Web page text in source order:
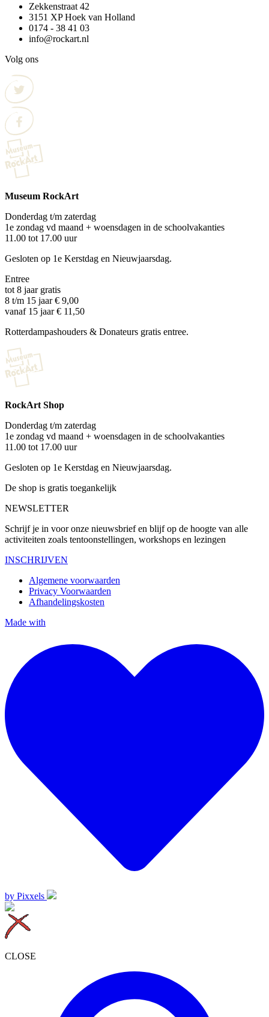
Zekkenstraat 42
3151 XP Hoek van Holland
0174 - 38 41 03
info@rockart.nl
Volg ons
Museum RockArt
Donderdag t/m zaterdag
1e zondag vd maand + woensdagen in de schoolvakanties
11.00 tot 17.00 uur
Gesloten op 1e Kerstdag en Nieuwjaarsdag.
Entree
tot 8 jaar gratis
8 t/m 15 jaar € 9,00
vanaf 15 jaar € 11,50
Rotterdampashouders & Donateurs gratis entree.
RockArt Shop
Donderdag t/m zaterdag
1e zondag vd maand + woensdagen in de schoolvakanties
11.00 tot 17.00 uur
Gesloten op 1e Kerstdag en Nieuwjaarsdag.
De shop is gratis toegankelijk
NEWSLETTER
Schrijf je in voor onze nieuwsbrief en blijf op de hoogte van alle
activiteiten zoals tentoonstellingen, workshops en lezingen
INSCHRIJVEN
Algemene voorwaarden
Privacy Voorwaarden
Afhandelingskosten
Made with
by Pixxels
CLOSE